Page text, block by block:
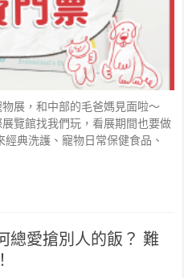
展，和中部的毛爸媽見面啦～
覽館找我們玩，看展期間也要做
典洗護、寵物日常保健食品、
總愛搶別人的飯？ 難